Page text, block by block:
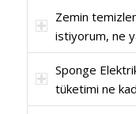
Zemin
istiyorum, ne
Sponge
tüketimi ne